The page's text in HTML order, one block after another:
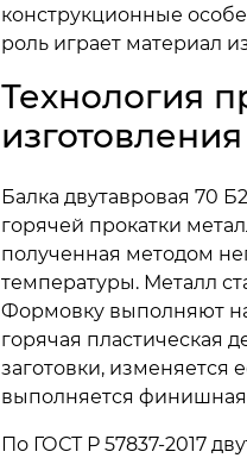
конструкционные
роль играет материал
Технология
изготовления
Балка двутавровая 70
горячей прокатки
полученная методом
температуры. Металл
Формовку выполняют
горячая пластическая
заготовки, изменяется
выполняется финишная
По ГОСТ Р 57837-2017